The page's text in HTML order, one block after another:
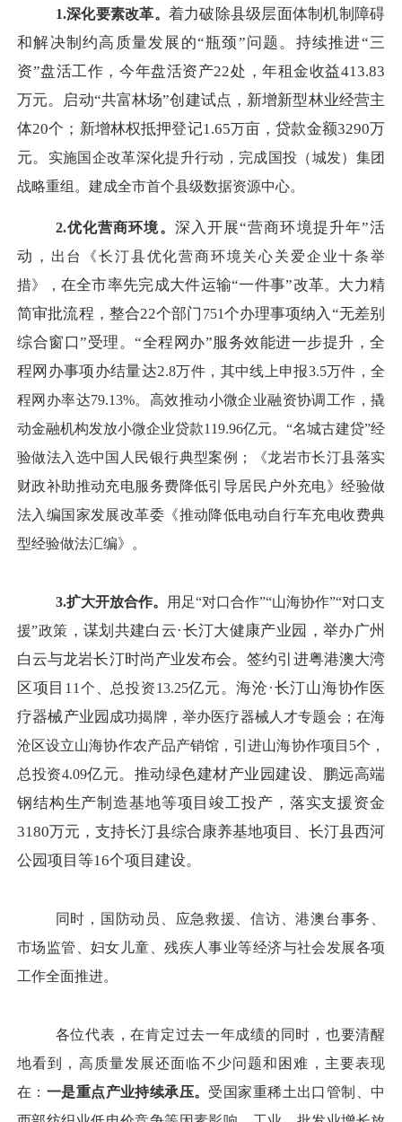
1.深化要素改革。 着力破除县级层面体制机制障碍
和解决制约高质量发展的“瓶颈”问题。持续推进“三
资”盘活工作，今年盘活资产22处，年租金收益413.83
万元。启动“共富林场”创建试点，新增新型林业经营主
体20个；新增林权抵押登记1.65万亩，贷款金额3290万
元。
实施国企改革深化提升行动，完成国投（城发）集团
战略重组。建成全市首个县级数据资源中心。
2.优化营商环境。 深入开展“营商环境提升年”活
动， 出台《长汀县优化营商环境关心关爱企业十条举
措》， 在全市率先完成大件运输“一件事”改革。 大力精
简审批流程，整合22个部门 751个办理事项纳入 “无差别
综合窗口”受理。“全程网办”服务效能进一步提升，全
程网办事项办结量达2.8万件，其中线上申报3.5万件，全
程网办率达79.13%。 高效推动小微企业融资协调工作，撬
动金融机构发放小微企业贷款119.96亿元。 “名城古建贷”经
验做法入选中国人民银行典型案例 ；
《龙岩市长汀县落实
财政补助推动充电服务费降低引导居民户外充电》经验做
法入编国家发展改革委《推动降低电动自行车充电收费典
型经验做法汇编》。
3.扩大开放合作。 用足“对口合作”“山海协作”“对口支
援”政策 ，谋划共建白云·长汀大健康产业园，举办广州
白云与龙岩长汀时尚产业发布会。签约引进粤港澳大湾
区项目11 个、总投资13.25亿元。海沧 ·长汀山海协作医
疗器械产业园 成功揭牌，举办医疗器械人才专题会；在海
沧区设立山海协作农产品产销馆，引进山海协作项目 5个，
总投资4.09亿元。推动绿色建材产业园建设、鹏远高端
钢结构生产制造基地等项目竣工投产，落实支援资金
3180万元，支持长汀县综合康养基地项目、长汀县西河
公园项目等16个项目建设。
同时，国防动员、应急救援、信访、港澳台事务、
市场监管、妇女儿童、残疾人事业等经济与社会发展各项
工作全面推进。
各位代表，在肯定过去一年成绩的同时， 也要清醒
地看到
， 高质量发展还面临不少问题和困难 ，主要表现
在： 一是重点产业持续承压。 受国家重稀土出口管制、中